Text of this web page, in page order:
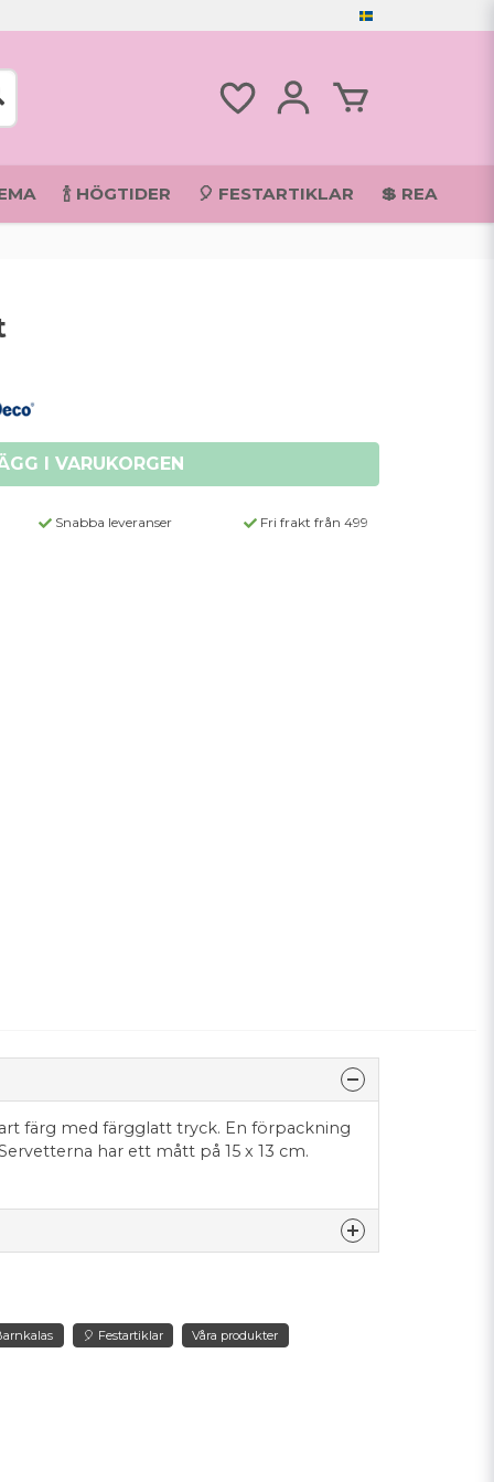
🍾 HÖGTIDER 🎈 FESTARTIKLAR 💲 REA
I VARUKORGEN
Snabba leveranser Fri frakt från 499
färg med färgglatt tryck. En förpackning
har ett mått på 15 x 13 cm.
produkten...
🎈 Festartiklar Våra produkter